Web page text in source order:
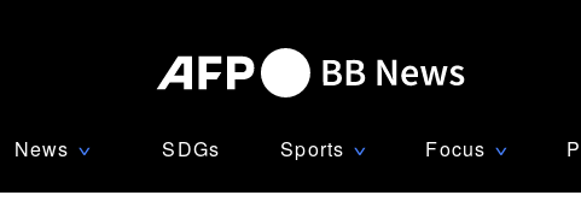
News ∨ SDGs Sports ∨ Focus ∨